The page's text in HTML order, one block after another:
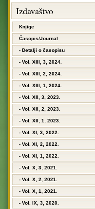
Izdavaštvo
Knjige
Časopis/Journal
- Detalji o časopisu
- Vol. XIII, 3, 2024.
- Vol. XIII, 2, 2024.
- Vol. XIII, 1, 2024.
- Vol. XII, 3, 2023.
- Vol. XII, 2, 2023.
- Vol. XII, 1, 2023.
- Vol. XI, 3, 2022.
- Vol. XI, 2, 2022.
- Vol. XI, 1, 2022.
- Vol. X, 3, 2021.
- Vol. X, 2, 2021.
- Vol. X, 1, 2021.
- Vol. IX, 3, 2020.